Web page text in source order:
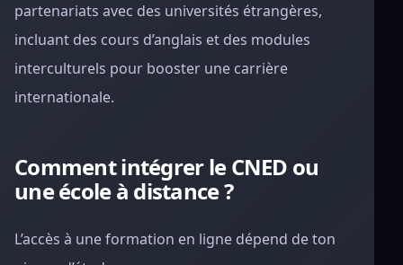
partenariats avec des universités étrangères,
incluant des cours d’anglais et des modules
interculturels pour booster une carrière
internationale.
Comment intégrer le CNED ou
une école à distance ?
L’accès à une formation en ligne dépend de ton